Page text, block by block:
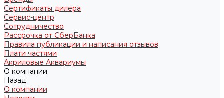
Сертификаты дилера
Сервис-центр
Сотрудничество
Рассрочка от СберБанка
Правила публикации и написания отзывов
Плати частями
Акриловые Аквариумы
О компании
Назад
О компании